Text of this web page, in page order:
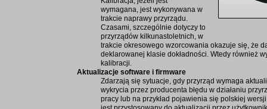
wymagana, jest wykonywana w
trakcie naprawy przyrządu.
Czasami, szczególnie dotyczy to
przyrządów kilkunastoletnich, w
trakcie okresowego wzorcowania okazuje się, że
deklarowanej klasie dokładności. Wtedy również
kalibracji.
Aktualizacje software i firmware
Zdarzają się sytuacje, gdy przyrząd wymaga
wykrycia przez producenta błędu w działaniu
pracy lub na przykład pojawienia się polskiej